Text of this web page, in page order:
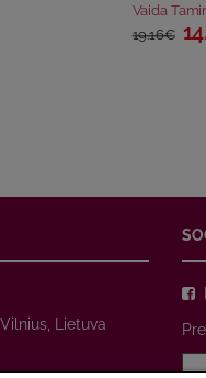
Vaida
19.16€
Lietuva